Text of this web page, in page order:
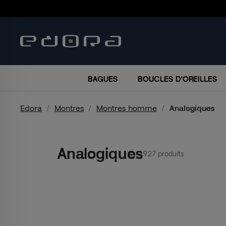
BRACELETS COLLIERS
BAGUES BOUCLES D'OREILLES
Edora Montres Montres homme Analogiques
Analogiques927 produits